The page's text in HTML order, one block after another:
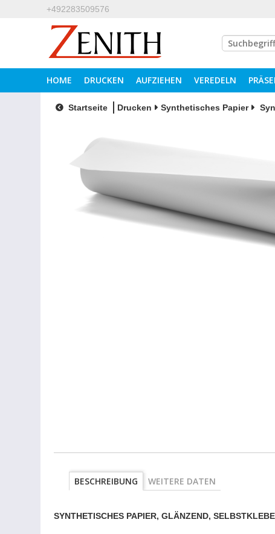
+492283509576
HOME DRUCKEN AUFZIEHEN VEREDELN
Startseite Drucken Synthetisches Papier
BESCHREIBUNG WEITERE DATEN
SYNTHETISCHES PAPIER, GLÄNZEND,